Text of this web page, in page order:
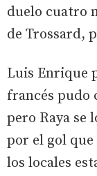
duelo cuatro
de Trossard,
Luis Enrique
francés pudo
pero Raya se
por el gol
los locales